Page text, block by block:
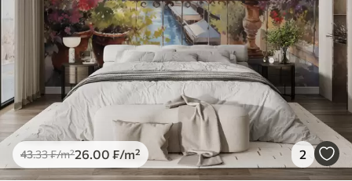
43.33₣/m²26.00 ₣/m² 2